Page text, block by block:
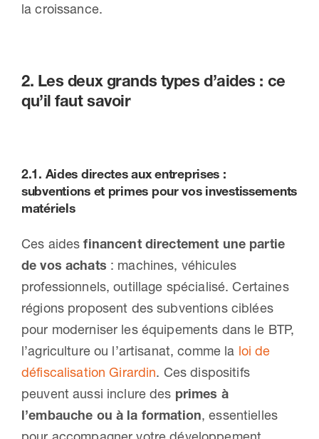
la croissance.
2. Les deux grands types d’aides : ce
qu’il faut savoir
2.1. Aides directes aux entreprises :
subventions et primes pour vos investissements
matériels
Ces aidesfinancent directement une partie
de vos achats : machines, véhicules
professionnels, outillage spécialisé. Certaines
régions proposent des subventions ciblées
pour moderniser les équipements dans le BTP,
l’agriculture ou l’artisanat, comme la loi de
défiscalisation Girardin. Ces dispositifs
peuvent aussi inclure des primes à
l’embauche ou à la formation, essentielles